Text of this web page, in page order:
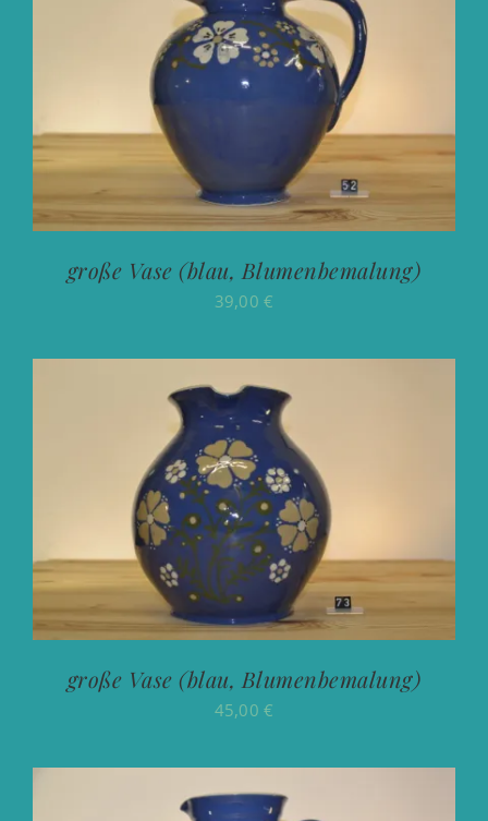
große Vase (blau, Blumenbemalung)
39,00€
große Vase (blau, Blumenbemalung)
45,00€